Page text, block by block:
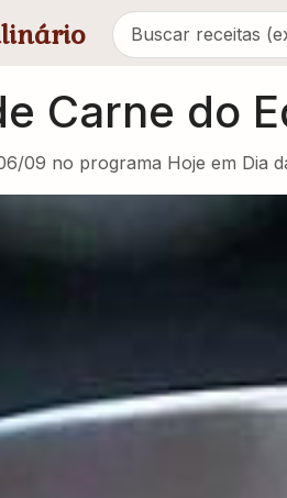
Carne do
09 no programa Hoje em Dia